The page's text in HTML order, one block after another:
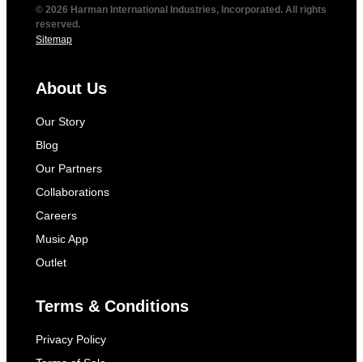
© 2026 Harman International Industries, Incorporated. All rights
reserved.
Sitemap
About Us
Our Story
Blog
Our Partners
Collaborations
Careers
Music App
Outlet
Terms & Conditions
Privacy Policy